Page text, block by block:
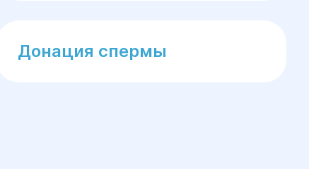
Донация спермы